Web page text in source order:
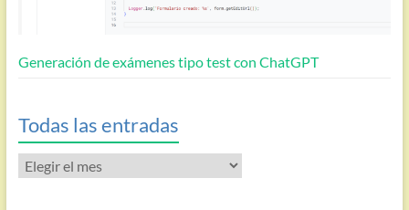
Generación de exámenes tipo test con ChatGPT
Todas las entradas
Todas
las